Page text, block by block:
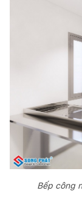
Bếp công